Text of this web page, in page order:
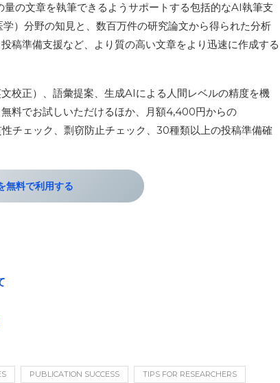
の文章を執筆できるようサポートする包括的なAI執筆支
）分野の知見と、数百万件の研究論文から得られた分析
稿準備支援など、より質の高い文章をより迅速に作成する
校正）、語彙提案、生成AIによる人間レベルの精度を機
料でお試しいただけるほか、月額4,400円からの
チェック、剽窃防止チェック、30種類以上の投稿準備確
料で利用する
PUBLICATION SUCCESS TIPS FOR RESEARCHERS